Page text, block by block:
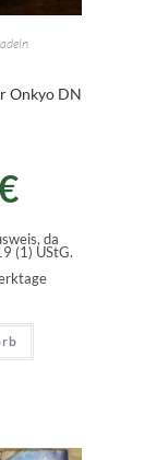
Onkyo DN
da
(1) UStG.